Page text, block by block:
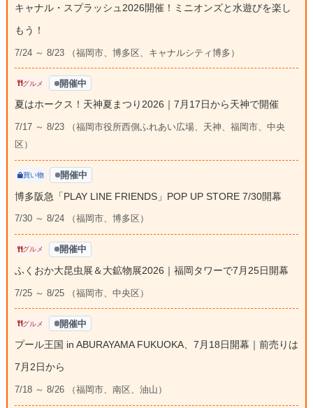
キャナル・スプラッシュ2026開催！ミニオンズと水遊びを楽し
もう！
7/24 ～ 8/23 （福岡市、博多区、キャナルシティ博多）
グルメ 開催中
夏はホークス！天神夏まつり2026｜7月17日から天神で開催
7/17 ～ 8/23 （福岡市役所西側ふれあい広場、天神、福岡市、中央
区）
買い物 開催中
博多阪急「PLAY LINE FRIENDS」POP UP STORE 7/30開幕
7/30 ～ 8/24 （福岡市、博多区）
グルメ 開催中
ふくおか大昆虫展＆大鉱物展2026｜福岡タワーで7月25日開幕
7/25 ～ 8/25 （福岡市、中央区）
グルメ 開催中
プール王国 in ABURAYAMA FUKUOKA、7月18日開幕｜前売りは
7月2日から
7/18 ～ 8/26 （福岡市、南区、油山）